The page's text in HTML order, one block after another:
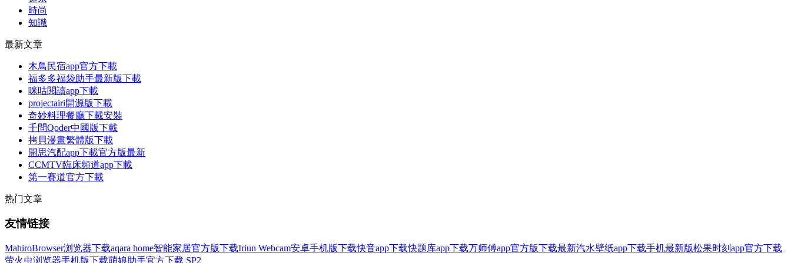
時尚
知識
最新文章
木鳥民宿app官方下載
福多多福袋助手最新版下載
咪咕閱讀app下載
projectairi開源版下載
奇妙料理餐廳下載安裝
千問Qoder中國版下載
拷貝漫畫繁體版下載
開思汽配app下載官方版最新
CCMTV臨床頻道app下載
第一賽道官方下載
热门文章
友情链接
MahiroBrowser浏览器下载aqara home智能家居官方版下载Iriun Webcam安卓手机版下载快音app下载快题库app下载万师傅app官方版下载最新汽水壁纸app下载手机最新版松果时刻app官方下载
萤火虫浏览器手机版下载萌娘助手官方下载 SP2